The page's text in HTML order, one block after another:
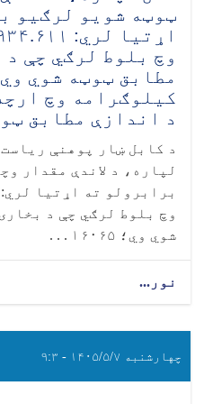
ټوټه شویو لرګیو
وچ بلوط لرګي چې
کیلوګرامه وچ
د اندازې مطابق
لپاره، د لاندې مقدار
وچ بلوط لرګي چې د
شوي وي؛ ۱۶۰۶۵ . . .
نور...
چهارشنبه ۱۴۰۵/۵/۷ - ۹:۳